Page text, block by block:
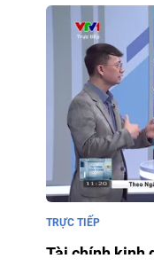
Tài chính kinh
TRỰC TIẾP